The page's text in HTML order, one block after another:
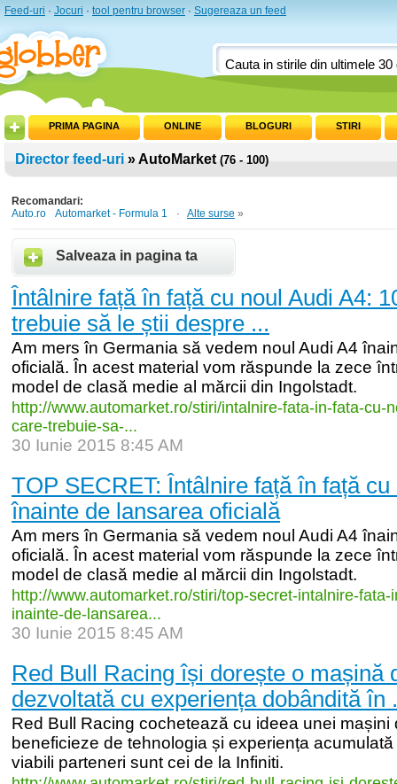
Feed-uri · Jocuri · tool pentru browser · Sugereaza un feed
PRIMA PAGINA ONLINE BLOGURI STIRI
Director feed-uri » AutoMarket (76 - 100)
Recomandari:
Auto.ro
Automarket - Formula 1 · Alte surse »
Salveaza in pagina ta
Întâlnire față în față cu noul Audi A4:
trebuie să le știi despre ...
Am mers în Germania să vedem noul Audi A4
oficială. În acest material vom răspunde la zece
model de clasă medie al mărcii din Ingolstadt.
http://www.automarket.ro/stiri/intalnire-fata-in-fata-cu-
care-trebuie-sa-...
30 Iunie 2015 8:45 AM
TOP SECRET: Întâlnire față în față cu
înainte de lansarea oficială
Am mers în Germania să vedem noul Audi A4
oficială. În acest material vom răspunde la zece
model de clasă medie al mărcii din Ingolstadt.
http://www.automarket.ro/stiri/top-secret-intalnire-fata-
inainte-de- lansarea...
30 Iunie 2015 8:45 AM
Red Bull Racing își dorește o mașină
dezvoltată cu experiența dobândită în
Red Bull Racing cochetează cu ideea unei mașini
beneficieze de tehnologia și experiența
viabili parteneri sunt cei de la Infiniti.